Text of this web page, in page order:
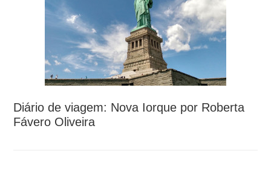
Diário de viagem: Nova Iorque por Roberta
Fávero Oliveira